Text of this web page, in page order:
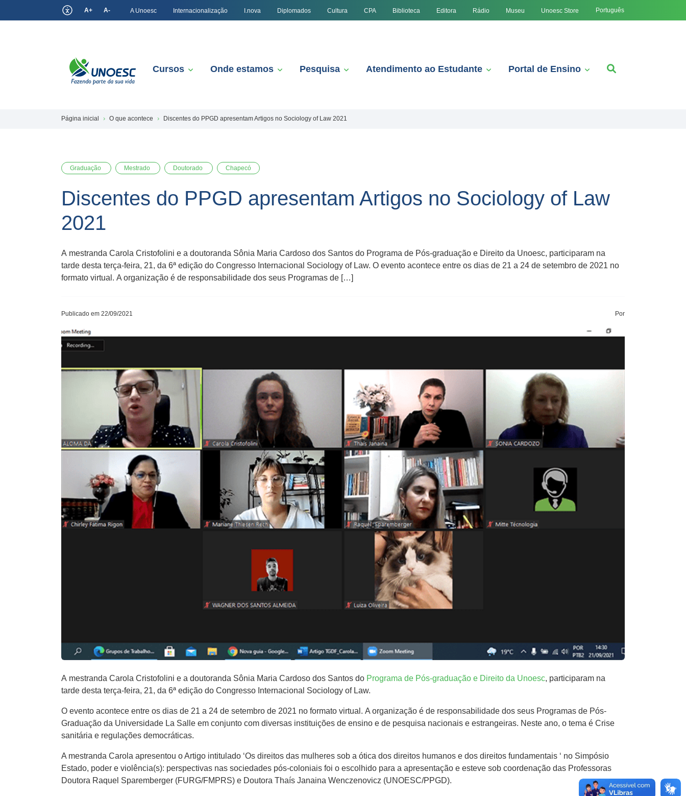
A+ A- A Unoesc Internacionalização I.nova Diplomados Cultura CPA Biblioteca Editora Rádio Museu Unoesc Store Português
Cursos Onde estamos Pesquisa Atendimento ao Estudante Portal de Ensino
Página inicial O que acontece Discentes do PPGD apresentam Artigos no Sociology of Law 2021
Graduação Mestrado Doutorado Chapecó
Discentes do PPGD apresentam Artigos no Sociology of Law
2021
A mestranda Carola Cristofolini e a doutoranda Sônia Maria Cardoso dos Santos do Programa de Pós-graduação e Direito da Unoesc, participaram na
tarde desta terça-feira, 21, da 6ª edição do Congresso Internacional Sociology of Law. O evento acontece entre os dias de 21 a 24 de setembro de 2021 no
formato virtual. A organização é de responsabilidade dos seus Programas de […]
Publicado em 22/09/2021 Por
A mestranda Carola Cristofolini e a doutoranda Sônia Maria Cardoso dos Santos do Programa de Pós-graduação e Direito da Unoesc, participaram na
tarde desta terça-feira, 21, da 6ª edição do Congresso Internacional Sociology of Law.
O evento acontece entre os dias de 21 a 24 de setembro de 2021 no formato virtual. A organização é de responsabilidade dos seus Programas de Pós-
Graduação da Universidade La Salle em conjunto com diversas instituições de ensino e de pesquisa nacionais e estrangeiras. Neste ano, o tema é Crise
sanitária e regulações democráticas.
A mestranda Carola apresentou o Artigo intitulado ‘Os direitos das mulheres sob a ótica dos direitos humanos e dos direitos fundamentais ‘ no Simpósio
Estado, poder e violência(s): perspectivas nas sociedades pós-coloniais foi o escolhido para a apresentação e esteve sob coordenação das Professoras
Doutora Raquel Sparemberger (FURG/FMPRS) e Doutora Thaís Janaina Wenczenovicz (UNOESC/PPGD).